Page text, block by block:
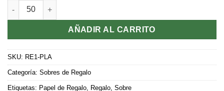
SOBRE DE PAPEL CON PEGAMENTO 47x60 CM GRIS PLATA
AÑADIR AL CARRITO
SKU: RE1-PLA
Categoría: Sobres de Regalo
Etiquetas: Papel de Regalo, Regalo, Sobre